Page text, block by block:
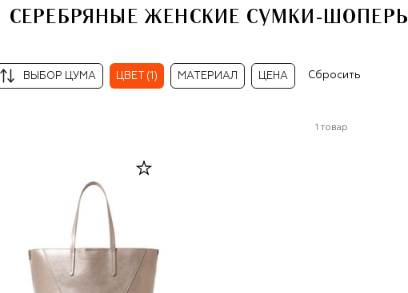
СЕРЕБРЯНЫЕ ЖЕНСКИЕ СУМКИ-ШОПЕРЫ
ВЫБОР ЦУМА ЦВЕТ (1) МАТЕРИАЛ ЦЕНА Сбросить
1 товар